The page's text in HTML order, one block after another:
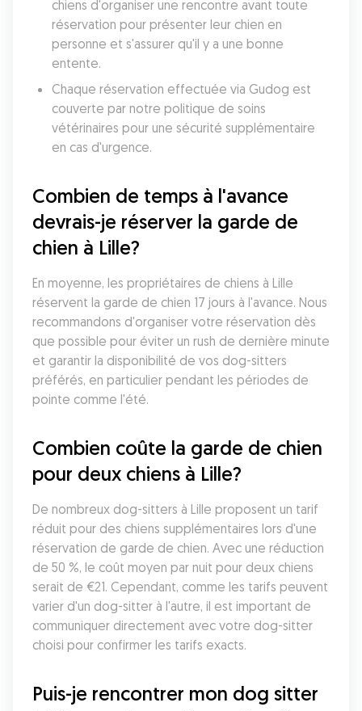
chiens d'organiser une rencontre avant toute
réservation pour présenter leur chien en
personne et s'assurer qu'il y a une bonne
entente.
Chaque réservation effectuée via Gudog est
couverte par notre politique de soins
vétérinaires pour une sécurité supplémentaire
en cas d'urgence.
Combien de temps à l'avance
devrais-je réserver la garde de
chien à Lille?
En moyenne, les propriétaires de chiens à Lille
réservent la garde de chien 17 jours à l'avance. Nous
recommandons d'organiser votre réservation dès
que possible pour éviter un rush de dernière minute
et garantir la disponibilité de vos dog-sitters
préférés, en particulier pendant les périodes de
pointe comme l'été.
Combien coûte la garde de chien
pour deux chiens à Lille?
De nombreux dog-sitters à Lille proposent un tarif
réduit pour des chiens supplémentaires lors d'une
réservation de garde de chien. Avec une réduction
de 50 %, le coût moyen par nuit pour deux chiens
serait de €21. Cependant, comme les tarifs peuvent
varier d'un dog-sitter à l'autre, il est important de
communiquer directement avec votre dog-sitter
choisi pour confirmer les tarifs exacts.
Puis-je rencontrer mon dog sitter